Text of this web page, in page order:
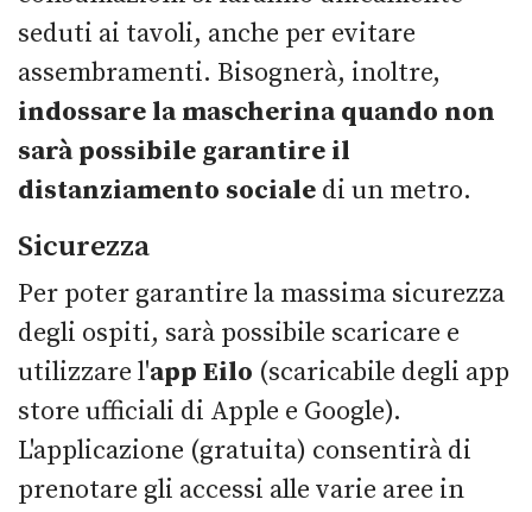
seduti ai tavoli, anche per evitare
assembramenti. Bisognerà, inoltre,
indossare la mascherina quando non
sarà possibile garantire il
distanziamento sociale di un metro.
Sicurezza
Per poter garantire la massima sicurezza
degli ospiti, sarà possibile scaricare e
utilizzare l'app Eilo (scaricabile degli app
store ufficiali di Apple e Google).
L'applicazione (gratuita) consentirà di
prenotare gli accessi alle varie aree in